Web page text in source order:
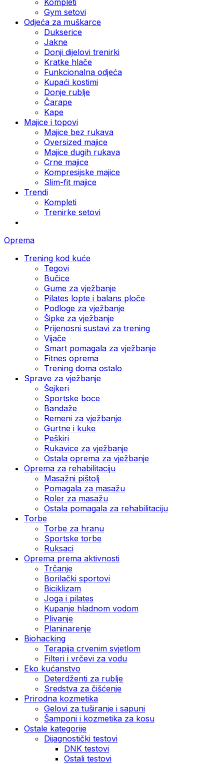
Gym setovi
Odjeća za muškarce
Dukserice
Jakne
Donji dijelovi trenirki
Kratke hlače
Funkcionalna odjeća
Kupaći kostimi
Donje rublje
Čarape
Kape
Majice i topovi
Majice bez rukava
Oversized majice
Majice dugih rukava
Crne majice
Kompresijske majice
Slim-fit majice
Trendi
Kompleti
Trenirke setovi
Oprema
Trening kod kuće
Tegovi
Bučice
Gume za vježbanje
Pilates lopte i balans ploče
Podloge za vježbanje
Šipke za vježbanje
Prijenosni sustavi za trening
Vijače
Smart pomagala za vježbanje
Fitnes oprema
Trening doma ostalo
Sprave za vježbanje
Šejkeri
Sportske boce
Bandaže
Remeni za vježbanje
Gurtne i kuke
Peškiri
Rukavice za vježbanje
Ostala oprema za vježbanje
Oprema za rehabilitaciju
Masažni pištolj
Pomagala za masažu
Roler za masažu
Ostala pomagala za rehabilitaciju
Torbe
Torbe za hranu
Sportske torbe
Ruksaci
Oprema prema aktivnosti
Trčanje
Borilački sportovi
Biciklizam
Joga i pilates
Kupanje hladnom vodom
Plivanje
Planinarenje
Biohacking
Terapija crvenim svjetlom
Filteri i vrčevi za vodu
Eko kućanstvo
Deterdženti za rublje
Sredstva za čišćenje
Prirodna kozmetika
Gelovi za tuširanje i sapuni
Šamponi i kozmetika za kosu
Ostale kategorije
Dijagnostički testovi
DNK testovi
Ostali testovi